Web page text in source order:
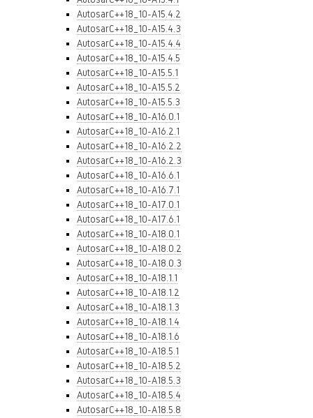
AutosarC++18_10-A15.4.2
AutosarC++18_10-A15.4.3
AutosarC++18_10-A15.4.4
AutosarC++18_10-A15.4.5
AutosarC++18_10-A15.5.1
AutosarC++18_10-A15.5.2
AutosarC++18_10-A15.5.3
AutosarC++18_10-A16.0.1
AutosarC++18_10-A16.2.1
AutosarC++18_10-A16.2.2
AutosarC++18_10-A16.2.3
AutosarC++18_10-A16.6.1
AutosarC++18_10-A16.7.1
AutosarC++18_10-A17.0.1
AutosarC++18_10-A17.6.1
AutosarC++18_10-A18.0.1
AutosarC++18_10-A18.0.2
AutosarC++18_10-A18.0.3
AutosarC++18_10-A18.1.1
AutosarC++18_10-A18.1.2
AutosarC++18_10-A18.1.3
AutosarC++18_10-A18.1.4
AutosarC++18_10-A18.1.6
AutosarC++18_10-A18.5.1
AutosarC++18_10-A18.5.2
AutosarC++18_10-A18.5.3
AutosarC++18_10-A18.5.4
AutosarC++18_10-A18.5.8